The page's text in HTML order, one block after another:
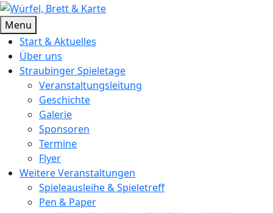
Skip
to
content
Würfel, Brett & Karte
Brettspielverein & Veranstalter Straubinger Spieletage
Menu
Start & Aktuelles
Über uns
Straubinger Spieletage
Veranstaltungsleitung
Geschichte
Galerie
Sponsoren
Termine
Flyer
Weitere Veranstaltungen
Spieleausleihe & Spieletreff
Pen & Paper